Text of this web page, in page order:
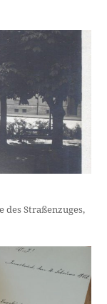
Straßenzuges,